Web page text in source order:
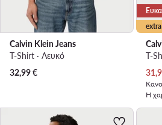
Calvin Klein Jeans
T-Shirt · Λευκό
32,99€
T-
Η